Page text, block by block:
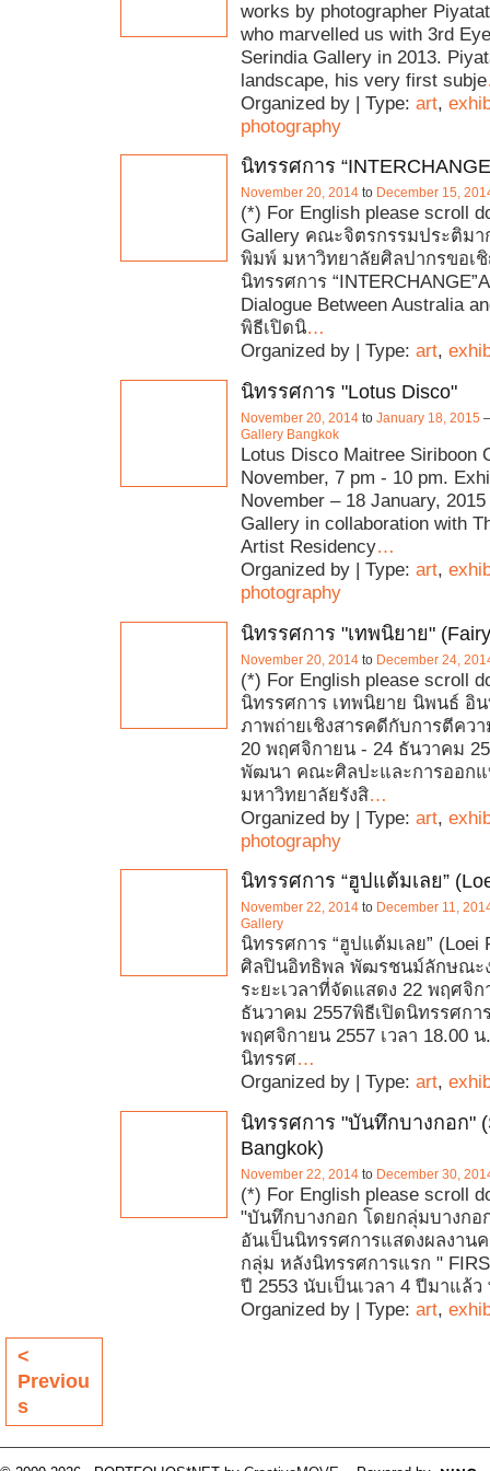
works by photographer
who marvelled us with 3rd
Serindia Gallery in 2013.
landscape, his very first subje
Organized by | Type: art,
photography
นิทรรศการ
November 20, 2014 to December 15,
(*) For English please scroll
Gallery คณะจิตรกรรมประติม
พิมพ์ มหาวิทยาลัยศิลปากรขอเ
นิทรรศการ
Dialogue Between Australia
พิธีเปิดนิ…
Organized by | Type: art,
นิทรรศการ "Lotus Disco"
November 20, 2014 to January 18, 2015
Gallery Bangkok
Lotus Disco Maitree Siriboon
November, 7 pm - 10 pm.
November – 18 January,
Gallery in collaboration with
Artist Residency…
Organized by | Type: art,
photography
นิทรรศการ "เทพนิยาย"
November 20, 2014 to December 24,
(*) For English please scroll
นิทรรศการ เทพนิยาย นิพนธ์ อิ
ภาพถ่ายเชิงสารคดีกับการตีคว
20 พฤศจิกายน - 24 ธันวาคม
พัฒนา คณะศิลปะและการออก
มหาวิทยาลัยรังสิ…
Organized by | Type: art,
photography
นิทรรศการ “ฮูปแต้มเลย”
November 22, 2014 to December 11,
Gallery
นิทรรศการ “ฮูปแต้มเลย” (Loei
ศิลปินอิทธิพล พัฒรชนม์ลักษณะ
ระยะเวลาที่จัดแสดง 22 พฤศจิก
ธันวาคม 2557พิธีเปิดนิทรรศกา
พฤศจิกายน 2557 เวลา 18.00
นิทรรศ…
Organized by | Type: art,
นิทรรศการ "บันทึกบางกอก"
Bangkok)
November 22, 2014 to December 30,
(*) For English please scroll
"บันทึกบางกอก โดยกลุ่มบางกอ
อันเป็นนิทรรศการแสดงผลงาน
กลุ่ม หลังนิทรรศการแรก "
ปี 2553 นับเป็นเวลา 4 ปีมาแล้ว
Organized by | Type: art,
<
Previou
s